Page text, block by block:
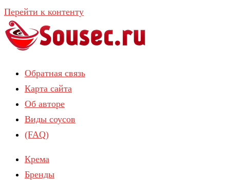
Перейти к контенту
Обратная связь
Карта сайта
Об авторе
Виды соусов
(FAQ)
Крема
Бренды